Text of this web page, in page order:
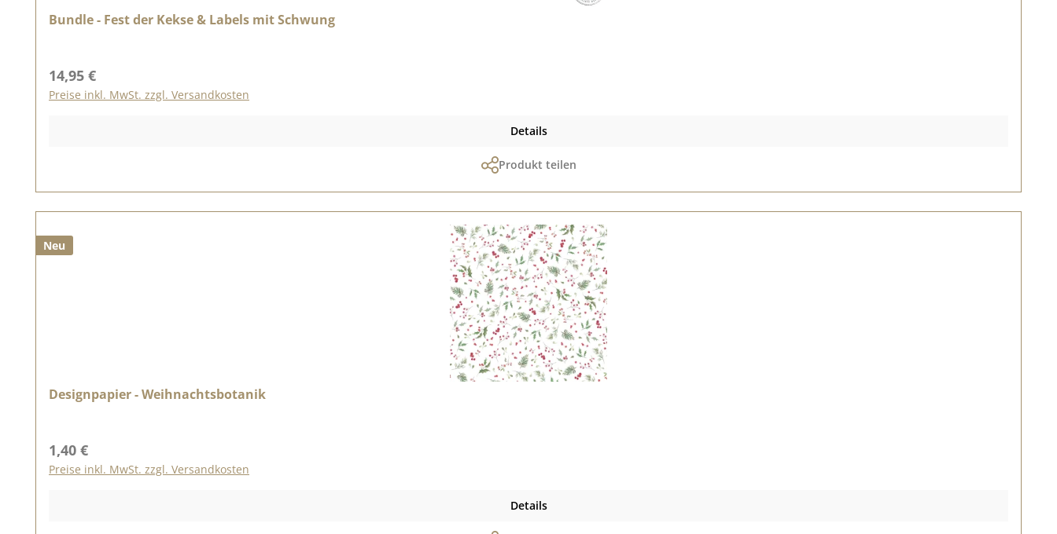
Bundle - Fest der Kekse & Labels mit Schwung
Regulärer Preis:
14,95 €
Preise inkl. MwSt. zzgl. Versandkosten
Details
Produkt teilen
Neu
Designpapier - Weihnachtsbotanik
Regulärer Preis:
1,40 €
Preise inkl. MwSt. zzgl. Versandkosten
Details